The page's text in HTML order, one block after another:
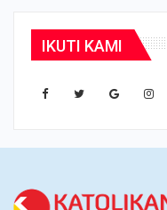
IKUTI KAMI